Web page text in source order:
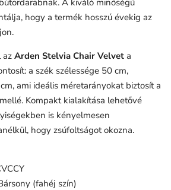
hogy a termék hosszú évekig az
az Arden Stelvia Chair Velvet a
a szék szélessége 50 cm,
ami ideális méretarányokat biztosít a
Kompakt kialakítása lehetővé
is kényelmesen
hogy zsúfoltságot okozna.
(fahéj szín)